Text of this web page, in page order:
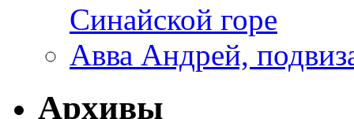
Синайской горе
Авва Андрей,
Архивы